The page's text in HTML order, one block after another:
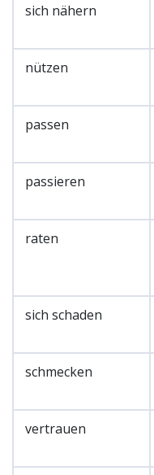
sich nähern
nützen
passen
passieren
raten
sich schaden
schmecken
vertrauen